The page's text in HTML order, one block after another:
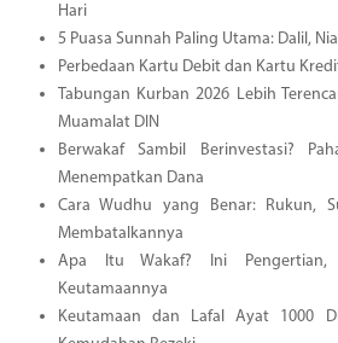
Hari
5 Puasa Sunnah Paling Utama: Dalil,
Perbedaan Kartu Debit dan Kartu
Tabungan Kurban 2026 Lebih
Muamalat DIN
Berwakaf Sambil Berinvestasi?
Menempatkan Dana
Cara Wudhu yang Benar: Rukun,
Membatalkannya
Apa Itu Wakaf? Ini Pengertian,
Keutamaannya
Keutamaan dan Lafal Ayat 1000